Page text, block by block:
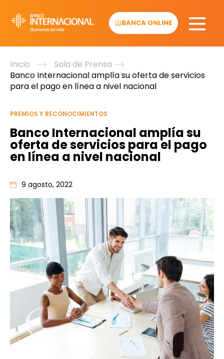
content
BANCA ONLINE
Inicio
Sala de Prensa
Banco Internacional amplía su oferta de servicios
para el pago en línea a nivel nacional
PREMIOS Y RECONOCIMIENTOS
Banco Internacional amplía su
oferta de servicios para el pago
en línea a nivel nacional
9 agosto, 2022